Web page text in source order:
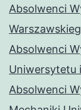
Absolwenci
Absolwenci
Uniwersytetu
Absolwenci